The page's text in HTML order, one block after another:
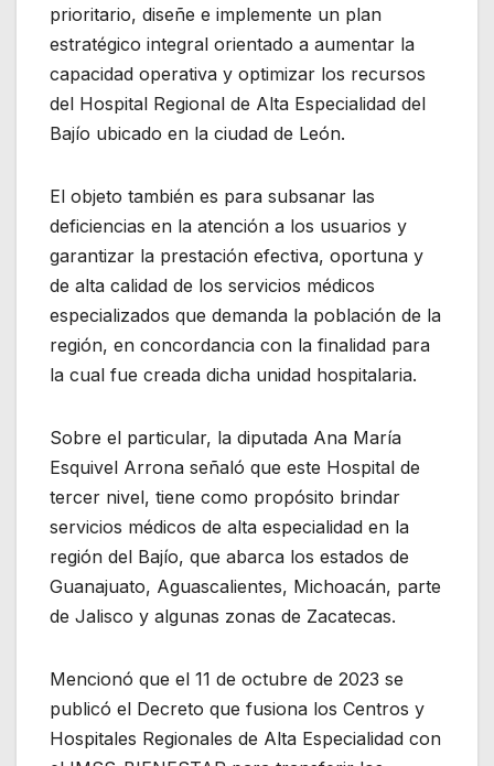
prioritario, diseñe e implemente un plan
estratégico integral orientado a aumentar la
capacidad operativa y optimizar los recursos
del Hospital Regional de Alta Especialidad del
Bajío ubicado en la ciudad de León.
El objeto también es para subsanar las
deficiencias en la atención a los usuarios y
garantizar la prestación efectiva, oportuna y
de alta calidad de los servicios médicos
especializados que demanda la población de la
región, en concordancia con la finalidad para
la cual fue creada dicha unidad hospitalaria.
Sobre el particular, la diputada Ana María
Esquivel Arrona señaló que este Hospital de
tercer nivel, tiene como propósito brindar
servicios médicos de alta especialidad en la
región del Bajío, que abarca los estados de
Guanajuato, Aguascalientes, Michoacán, parte
de Jalisco y algunas zonas de Zacatecas.
Mencionó que el 11 de octubre de 2023 se
publicó el Decreto que fusiona los Centros y
Hospitales Regionales de Alta Especialidad con